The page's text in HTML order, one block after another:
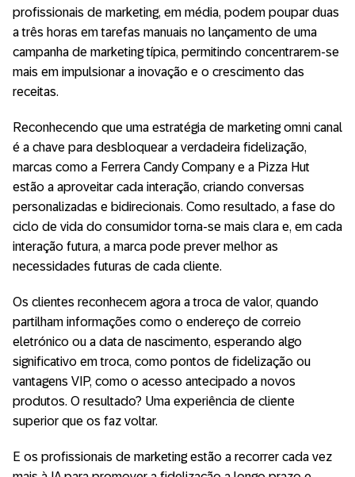
profissionais de marketing, em média, podem poupar duas
a três horas em tarefas manuais no lançamento de uma
campanha de marketing típica, permitindo concentrarem-se
mais em impulsionar a inovação e o crescimento das
receitas.
Reconhecendo que uma estratégia de marketing omni canal
é a chave para desbloquear a verdadeira fidelização,
marcas como a Ferrera Candy Company e a Pizza Hut
estão a aproveitar cada interação, criando conversas
personalizadas e bidirecionais. Como resultado, a fase do
ciclo de vida do consumidor torna-se mais clara e, em cada
interação futura, a marca pode prever melhor as
necessidades futuras de cada cliente.
Os clientes reconhecem agora a troca de valor, quando
partilham informações como o endereço de correio
eletrónico ou a data de nascimento, esperando algo
significativo em troca, como pontos de fidelização ou
vantagens VIP, como o acesso antecipado a novos
produtos. O resultado? Uma experiência de cliente
superior que os faz voltar.
E os profissionais de marketing estão a recorrer cada vez